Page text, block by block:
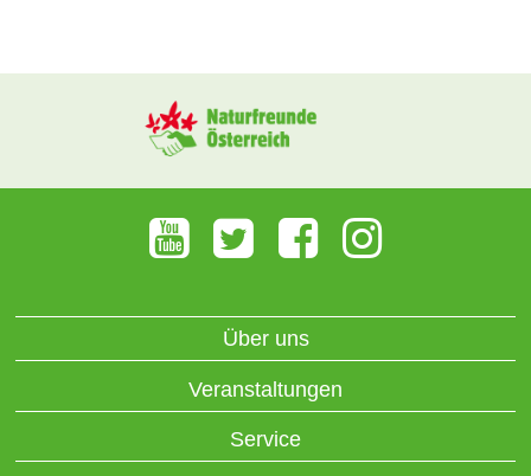
Über uns
Veranstaltungen
Service